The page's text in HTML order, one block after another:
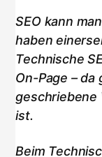
SEO kann
haben
Technische
On-Page – da
geschriebene
ist.
Beim